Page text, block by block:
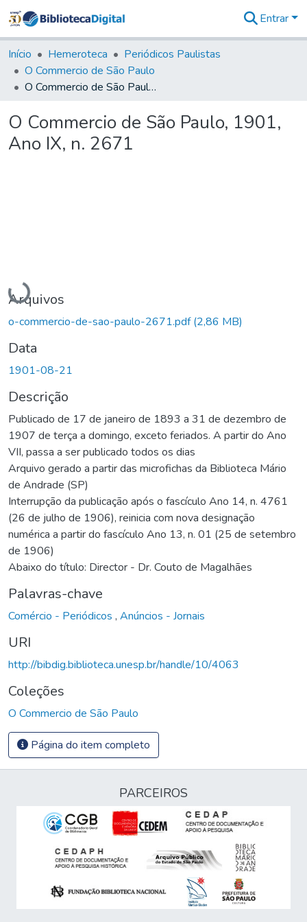
&
Coleções
Tudo na
Biblioteca
Estatísticas
Entrar
Início Hemeroteca
Periódicos Paulistas
O Commercio de São Paulo
O Commercio de São Paulo, 1901, Ano IX, n. 2671
O Commercio de São Paulo, 1901,
Ano IX, n. 2671
Carregando...
Arquivos
o-commercio-de-sao-paulo-2671.pdf(2,86 MB)
Data
1901-08-21
Descrição
Publicado de 17 de janeiro de 1893 a 31 de dezembro de
1907 de terça a domingo, exceto feriados. A partir do Ano
VII, passa a ser publicado todos os dias
Arquivo gerado a partir das microfichas da Biblioteca Mário
de Andrade (SP)
Interrupção da publicação após o fascículo Ano 14, n. 4761
(26 de julho de 1906), reinicia com nova designação
numérica a partir do fascículo Ano 13, n. 01 (25 de setembro
de 1906)
Abaixo do título: Director - Dr. Couto de Magalhães
Palavras-chave
Comércio - Periódicos , Anúncios - Jornais
URI
http://bibdig.biblioteca.unesp.br/handle/10/4063
Coleções
O Commercio de São Paulo
Página do item completo
PARCEIROS